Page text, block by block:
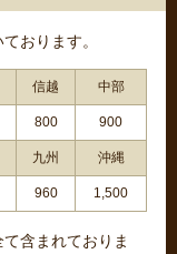
おります。
信越 中部
800 900
九州 沖縄
960 1,500
含まれておりま